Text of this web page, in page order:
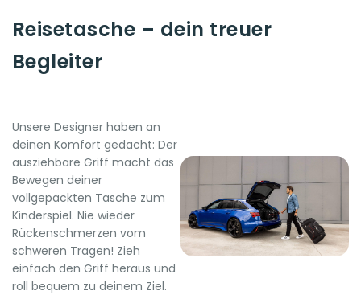
Reisetasche – dein treuer
Begleiter
Unsere Designer haben an
deinen Komfort gedacht: Der
ausziehbare Griff macht das
Bewegen deiner
vollgepackten Tasche zum
Kinderspiel. Nie wieder
Rückenschmerzen vom
schweren Tragen! Zieh
einfach den Griff heraus und
roll bequem zu deinem Ziel.